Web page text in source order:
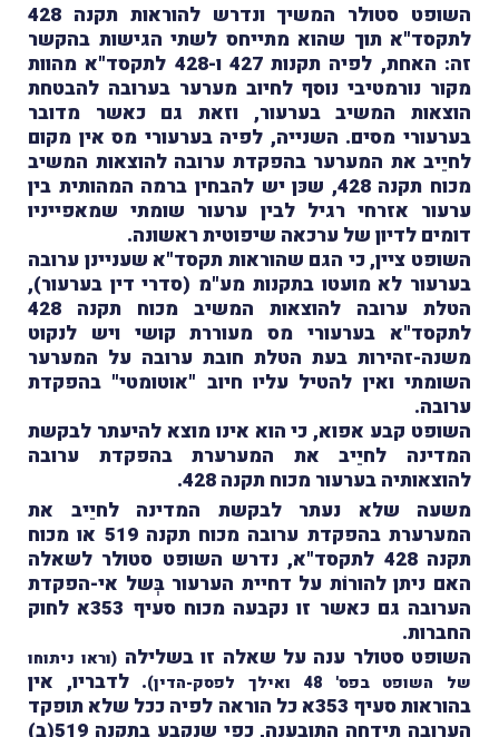
השופט סטולר המשיך ונדרש להוראות תקנה 428
לתקסד"א תוך שהוא מתייחס לשתי הגישות בהקשר
זה: האחת, לפיה תקנות 427 ו-428 לתקסד"א מהוות
מקור נורמטיבי נוסף לחיוב מערער בערובה להבטחת
הוצאות המשיב בערעור, וזאת גם כאשר מדובר
בערעורי מסים. השנייה, לפיה בערעורי מס אין מקום
לחיֵיב את המערער בהפקדת ערובה להוצאות המשיב
מכוח תקנה 428, שכּן יש להבחין ברמה המהותית בין
ערעור אזרחי רגיל לבין ערעור שומתי שמאפייניו
דומים לדיון של ערכאה שיפוטית ראשונה.
השופט ציין, כי הגם שהוראות תקסד"א שעניינן ערובה
בערעור לא מועטו בתקנות מע"מ (סדרי דין בערעור),
הטלת ערובה להוצאות המשיב מכוח תקנה 428
לתקסד"א בערעורי מס מעוררת קושי ויש לנקוט
משנה-זהירות בעת הטלת חובת ערובה על המערער
השומתי ואין להטיל עליו חיוב "אוטומטי" בהפקדת
ערובה.
השופט קבע אפוא, כי הוא אינו מוצא להיעתר לבקשת
המדינה לחיֵיב את המערערת בהפקדת ערובה
להוצאותיה בערעור מכוח תקנה 428.
משעה שלא נעתר לבקשת המדינה לחיֵיב את
המערערת בהפקדת ערובה מכוח תקנה 519 או מכוח
תקנה 428 לתקסד"א, נדרש השופט סטולר לשאלה
האם ניתן להורוֹת על דחיית הערעור בְּשל אי-הפקדת
הערובה גם כאשר זו נקבעה מכוח סעיף 353א לחוק
החברות.
השופט סטולר ענה על שאלה זו בשלילה (וראו ניתוחו
של השופט בפס' 48 ואילך לפסק-הדין)
. לדבריו, אין
בהוראות סעיף 353א כל הוראה לפיה ככל שלא תופקד
הערובה תידחה התובענה, כפי שנקבע בתקנה 519(ב)